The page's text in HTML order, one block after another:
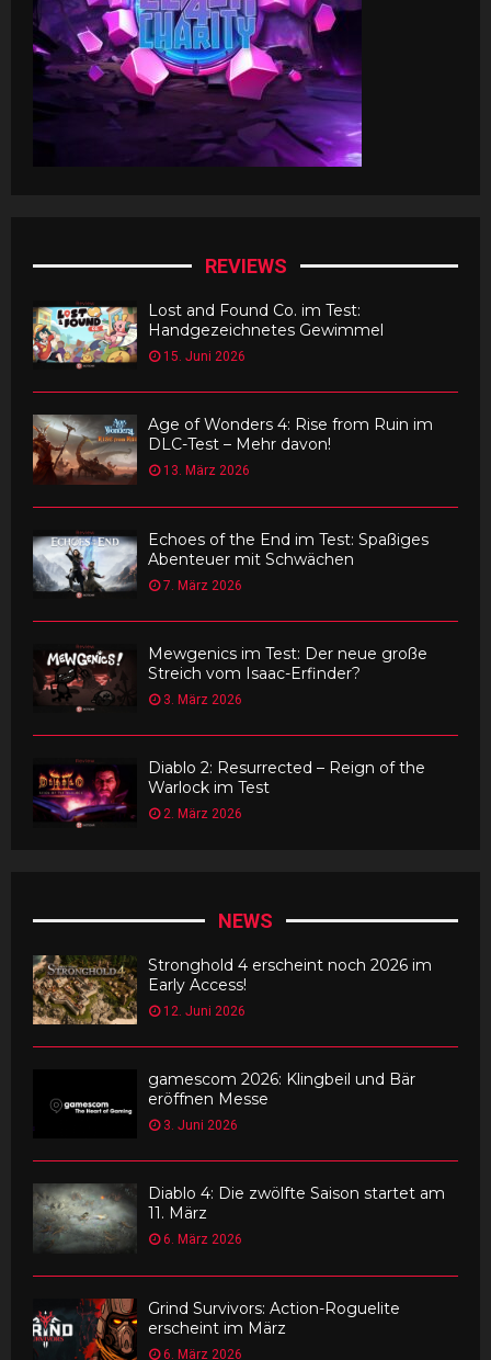
REVIEWS
Lost and Found Co. im Test:
Handgezeichnetes Gewimmel
15. Juni 2026
Age of Wonders 4: Rise from Ruin im
DLC-Test – Mehr davon!
13. März 2026
Echoes of the End im Test: Spaßiges
Abenteuer mit Schwächen
7. März 2026
Mewgenics im Test: Der neue große
Streich vom Isaac-Erfinder?
3. März 2026
Diablo 2: Resurrected – Reign of the
Warlock im Test
2. März 2026
NEWS
Stronghold 4 erscheint noch 2026 im
Early Access!
12. Juni 2026
gamescom 2026: Klingbeil und Bär
eröffnen Messe
3. Juni 2026
Diablo 4: Die zwölfte Saison startet am
11. März
6. März 2026
Grind Survivors: Action-Roguelite
erscheint im März
6. März 2026